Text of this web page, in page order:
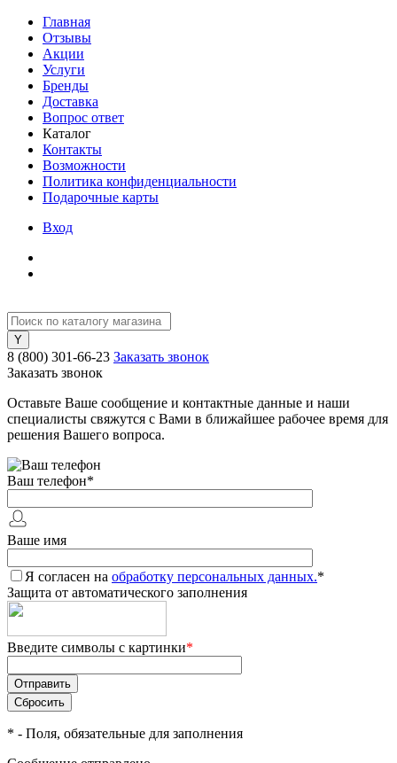
Главная
Отзывы
Акции
Услуги
Бренды
Доставка
Вопрос ответ
Каталог
Контакты
Возможности
Политика конфиденциальности
Подарочные карты
Вход
8 (800) 301-66-23 Заказать звонок
Заказать звонок
Оставьте Ваше сообщение и контактные данные и наши
специалисты свяжутся с Вами в ближайшее рабочее время для
решения Вашего вопроса.
Ваш телефон*
Ваше имя
Я согласен на обработку персональных данных.*
Защита от автоматического заполнения
Введите символы с картинки*
* - Поля, обязательные для заполнения